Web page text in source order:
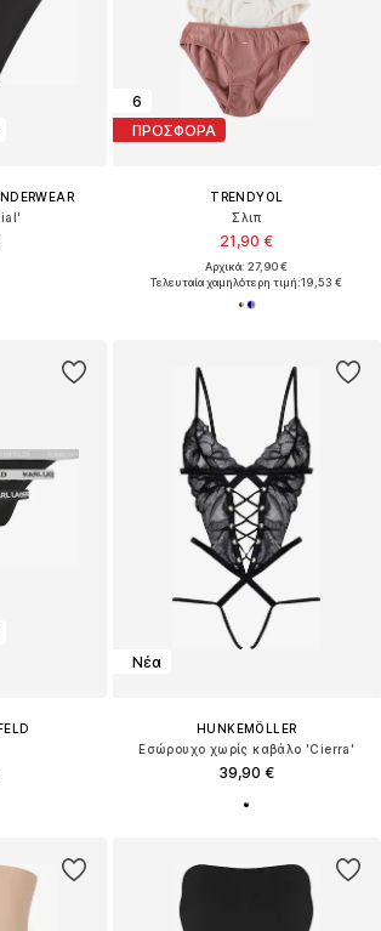
6
ΠΡΟΣΦΟΡΑ
TRENDYOL
Σλιπ
21,90 €
Αρχικά: 27,90 €
Τελευταία χαμηλότερη τιμή:19,53 €
Νέα
HUNKEMÖLLER
Εσώρουχο χωρίς καβάλο 'Cierra'
39,90 €